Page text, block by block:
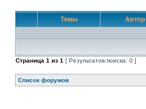
Темы Автор
Страница 1 из 1 [ Результатов поиска: 0 ]
Список форумов